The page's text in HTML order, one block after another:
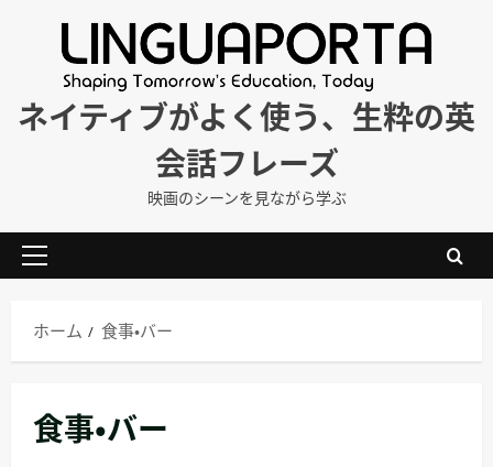
ネイティブがよく使う、生粋の英
会話フレーズ
映画のシーンを見ながら学ぶ
メ
ン
ー
ホーム 食事・バー
食事・バー